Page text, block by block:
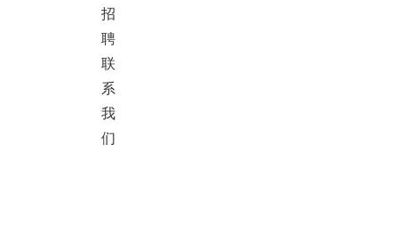
招
聘
联
系
我
们